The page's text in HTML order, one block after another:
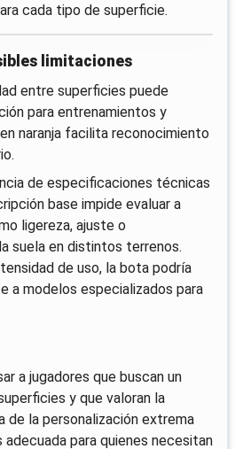
cada tipo de superficie.
limitaciones
entre superficies puede
para entrenamientos y
naranja facilita reconocimiento
de especificaciones técnicas
base impide evaluar a
ligereza, ajuste o
suela en distintos terrenos.
de uso, la bota podría
a modelos especializados para
a jugadores que buscan un
y que valoran la
de la personalización extrema
para quienes necesitan